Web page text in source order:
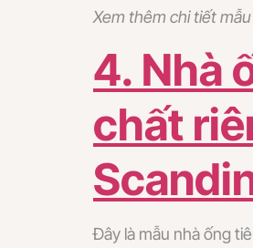
Xem thêm chi tiết
4. Nhà
chất
Đây là mẫu nhà ống